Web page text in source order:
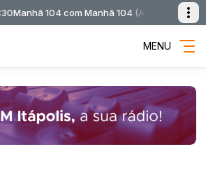
104 com Manhã 104 (Adriano Bolla Ferreira)
MENU